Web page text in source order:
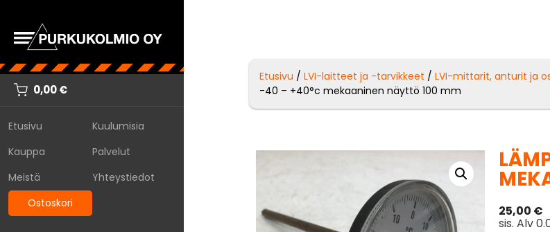
0,00€
Etusivu
Kuulumisia
Kauppa
Palvelut
Meistä
Yhteystiedot
Ostoskori
Etusivu /LVI-laitteet ja -tarvikkeet /LVI-mittarit, anturit ja
-40 – +40°c mekaaninen näyttö 100 mm
25,00 €
sis. Alv